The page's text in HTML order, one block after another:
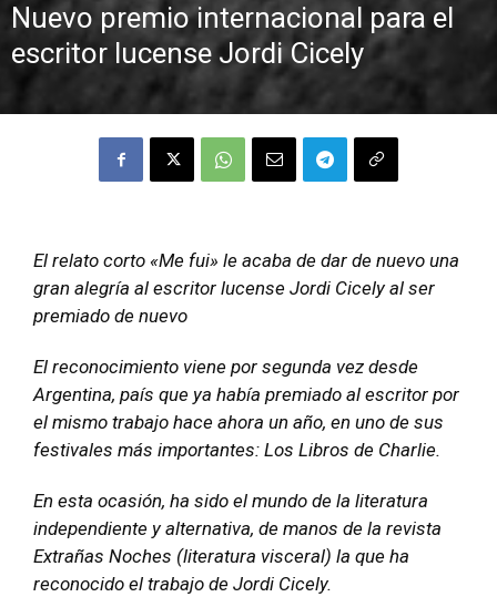
Nuevo premio internacional para el
escritor lucense Jordi Cicely
El relato corto «Me fui» le acaba de dar de nuevo una
gran alegría al escritor lucense Jordi Cicely al ser
premiado de nuevo
El reconocimiento viene por segunda vez desde
Argentina, país que ya había premiado al escritor por
el mismo trabajo hace ahora un año, en uno de sus
festivales más importantes: Los Libros de Charlie.
En esta ocasión, ha sido el mundo de la literatura
independiente y alternativa, de manos de la revista
Extrañas Noches (literatura visceral) la que ha
reconocido el trabajo de Jordi Cicely.